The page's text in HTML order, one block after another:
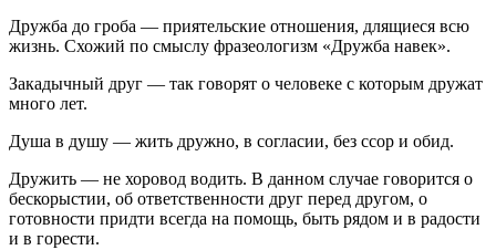
Дружба до гроба — приятельские отношения, длящиеся всю
жизнь. Схожий по смыслу фразеологизм «Дружба навек».
Закадычный друг — так говорят о человеке с которым дружат
много лет.
Душа в душу — жить дружно, в согласии, без ссор и обид.
Дружить — не хоровод водить. В данном случае говорится о
бескорыстии, об ответственности друг перед другом, о
готовности придти всегда на помощь, быть рядом и в радости
и в горести.